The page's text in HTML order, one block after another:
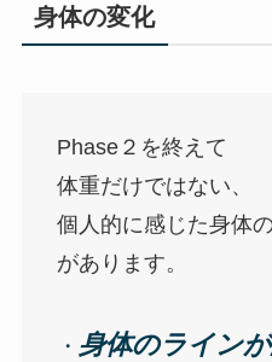
身体の変化
Phase２を終えて
体重だけではない、
個人的に感じた身体
があります。
・ 身体のライン